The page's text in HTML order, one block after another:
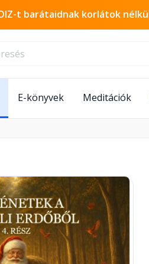
t barátaidnak korlátok
E-könyvek Meditációk